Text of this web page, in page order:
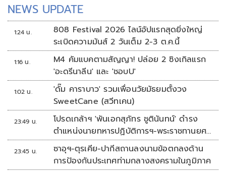
NEWS UPDATE
1:24 น.
808 Festival 2026 ไลน์อัปแรกสุดยิ่งใหญ่
ระเบิดความมันส์ 2 วันเต็ม 2-3 ต.ค.นี้
1:16 น.
M4 คัมแบคตามสัญญา! ปล่อย 2 ซิงเกิลแรก
'อะดรีนาลีน' และ 'ชอบU'
1:02 น.
'ดั๊ม คาราบาว' รวมเพื่อนวัยมัธยมตั้งวง
SweetCane (สวีทเคน)
23:49 น.
โปรดเกล้าฯ 'พันเอกสุภัทร ชูตินันทน์' ดำรง
ตำแหน่งนายทหารปฏิบัติการฯ-พระราชทานยศ
'พลตรี'
23:45 น.
ซาอุฯ-ตุรเคีย-ปากีสถานลงนามข้อตกลงด้าน
การป้องกันประเทศท่ามกลางสงครามในภูมิภาค